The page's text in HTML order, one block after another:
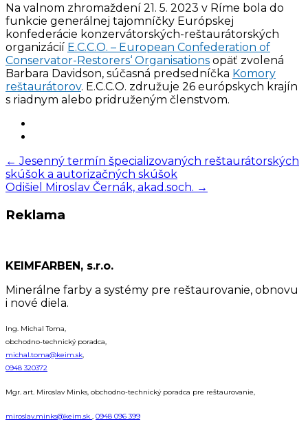
Na valnom zhromaždení 21. 5. 2023 v Ríme bola do
funkcie generálnej tajomníčky Európskej
konfederácie konzervátorských-reštaurátorských
organizácií E.C.C.O. – European Confederation of
Conservator-Restorers‘ Organisations opäť zvolená
Barbara Davidson, súčasná predsedníčka Komory
reštaurátorov. E.C.C.O. združuje 26 európskych krajín
s riadnym alebo pridruženým členstvom.
Post
navigation
← Jesenný termín špecializovaných reštaurátorských
skúšok a autorizačných skúšok
Odišiel Miroslav Černák, akad.soch. →
Reklama
KEIMFARBEN, s.r.o.
Minerálne farby a systémy pre reštaurovanie, obnovu
i nové diela.
Ing. Michal Toma,
obchodno-technický poradca,
michal.toma@keim.sk,
0948 320372
Mgr. art. Miroslav Minks, obchodno-technický poradca pre reštaurovanie,
miroslav.minks@keim.sk , 0948 096 399